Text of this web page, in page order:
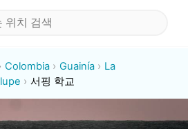
Colombia Guainía
La
서핑 학교